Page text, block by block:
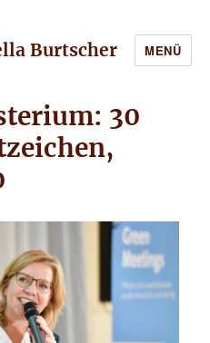
Burtscher MENÜ
30